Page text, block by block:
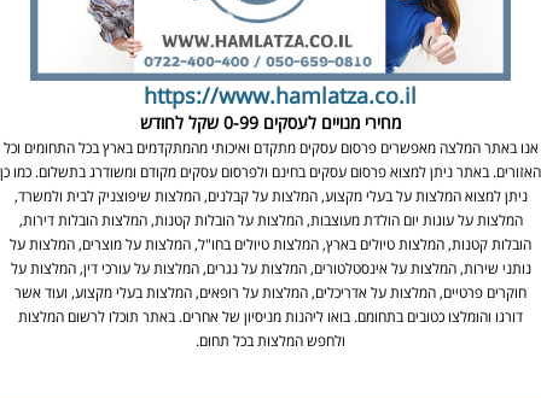
https://www.hamlatza.co.il
מחירי מנויים לעסקים 0-99 שקל לחודש
אנו באתר המלצה מאפשרים פרסום עסקים מתקדם ואיכותי מהמתקדמים בארץ בכל התחומים וכל
האזורים. באתר ניתן למצוא פרסום עסקים בחינם ולפרסום עסקים מקודם ומשודרג בתשלום. כמו כן
ניתן למצוא המלצות על בעלי מקצוע, המלצות על קבלנים, המלצות שיפוצניק לבית ולמשרד,
המלצות על עוגות יום הולדת מעוצבות, המלצות על הובלות קטנות, המלצות הובלות דירות,
הובלות קטנות, המלצות טיולים בארץ, המלצות טיולים בחו"ל, המלצות על מוצרים, המלצות על
נותני שירות, המלצות על אינסטלטורים, המלצות על נגרים, המלצות על עורכי דין, המלצות על
חוקרים פרטיים, המלצות על אדריכלים, המלצות על רופאים, המלצות בעלי מקצוע, ועוד אשר
דורגו והומלצו כטובים בתחומם. בואו ליהנות מניסיון של אחרים. באתר תוכלו לרשום המלצות
ולחפש המלצות בכל תחום.